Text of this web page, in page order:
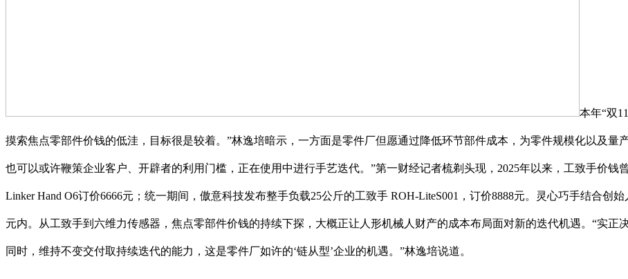
本年“双
摸索焦点零部件价钱的低洼，目标很是较着。”林逸培暗示，一方面是零件厂但愿通过降低环节部件成本，为零件规模化以及量
也可以或许鞭策企业客户、开辟者的利用门槛，正在使用中进行手艺迭代。”第一财经记者梳剃头现，2025年以来，工致手价
Linker Hand O6订价6666元；统一期间，傲意科技发布整手负载25公斤的工致手 ROH-LiteS001，订价8888元。灵心巧手结合创
元内。从工致手到六维力传感器，焦点零部件价钱的持续下探，大概正让人形机械人财产的成本布局面对新的迭代机遇。“实正
同时，维持不变交付取持续迭代的能力，这是零件厂如许的‘链从型’企业的机遇。”林逸培说道。